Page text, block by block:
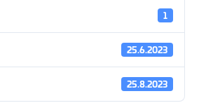
1
25.6.2023
25.8.2023